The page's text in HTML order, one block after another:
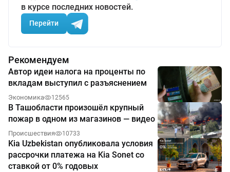
в курсе последних новостей.
Перейти
Рекомендуем
Автор идеи налога на проценты по
вкладам выступил с разъяснением
Экономика 12565
В Ташобласти произошёл крупный
пожар в одном из магазинов — видео
Происшествия 10733
Kia Uzbekistan опубликовала условия
рассрочки платежа на Kia Sonet со
ставкой от 0% годовых